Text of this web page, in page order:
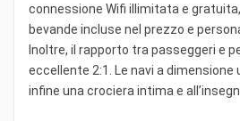
connessione Wifi illimitata e
bevande incluse nel prezzo e
Inoltre, il rapporto tra passeggeri e
eccellente 2:1. Le navi a
infine una crociera intima e